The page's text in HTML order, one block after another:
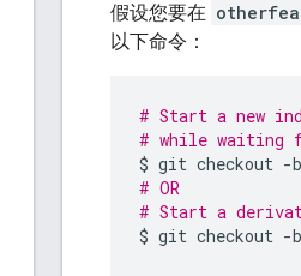
假设您要在
以下命令：
# Start a new
# while waiting
$ git checkout -b
# OR
# Start a
$ git checkout -b